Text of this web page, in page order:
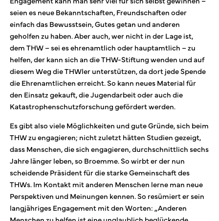
seien es neue Bekanntschaften, Freundschaften oder
einfach das Bewusstsein, Gutes getan und anderen
geholfen zu haben. Aber auch, wer nicht in der Lage ist,
dem THW – sei es ehrenamtlich oder hauptamtlich – zu
helfen, der kann sich an die THW-Stiftung wenden und auf
diesem Weg die THWler unterstützen, da dort jede Spende
die Ehrenamtlichen erreicht. So kann neues Material für
den Einsatz gekauft, die Jugendarbeit oder auch die
Katastrophenschutzforschung gefördert werden.
Es gibt also viele Möglichkeiten und gute Gründe, sich beim
THW zu engagieren; nicht zuletzt hätten Studien gezeigt,
dass Menschen, die sich engagieren, durchschnittlich sechs
Jahre länger leben, so Broemme. So wirbt er der nun
scheidende Präsident für die starke Gemeinschaft des
THWs. Im Kontakt mit anderen Menschen lerne man neue
Perspektiven und Meinungen kennen. So resümiert er sein
langjähriges Engagement mit den Worten: „Anderen